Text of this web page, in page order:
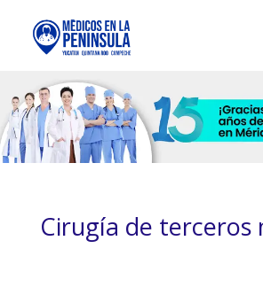
Cirugía de terceros